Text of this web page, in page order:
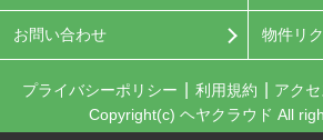
お問い合わせ 物件リ
プライバシーポリシー 利用規約 アク
Copyright(c) ヘヤクラウド All